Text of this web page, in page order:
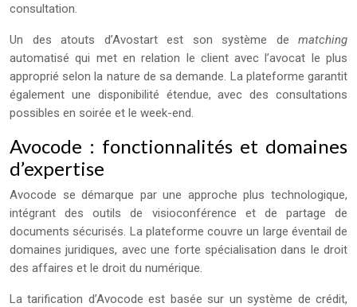
consultation.
Un des atouts d’Avostart est son système de matching
automatisé qui met en relation le client avec l’avocat le plus
approprié selon la nature de sa demande. La plateforme garantit
également une disponibilité étendue, avec des consultations
possibles en soirée et le week-end.
Avocode : fonctionnalités et domaines
d’expertise
Avocode se démarque par une approche plus technologique,
intégrant des outils de visioconférence et de partage de
documents sécurisés. La plateforme couvre un large éventail de
domaines juridiques, avec une forte spécialisation dans le droit
des affaires et le droit du numérique.
La tarification d’Avocode est basée sur un système de crédit,